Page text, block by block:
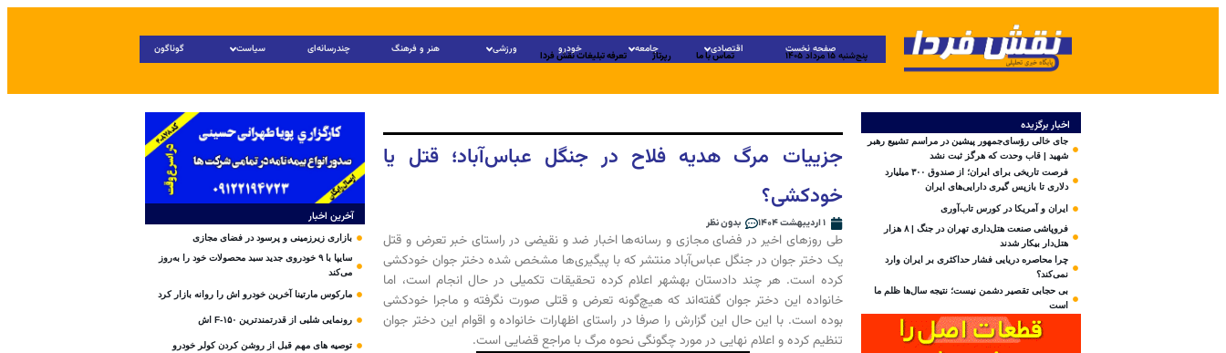
صفحه نخست اقتصادی جامعه خودرو ورزشی هنر و فرهنگ چندرسانه‌ای سیاست گوناگون
پنج‌شنبه ۱۵ مرداد ۱۴۰۵ تماس با ما رپرتاژ تعرفه تبلیغات نقش فردا
اخبار برگزیده
جای خالی رؤسای‌جمهور پیشین در مراسم تشییع رهبر
شهید | قاب وحدت که هرگز ثبت نشد
فرصت تاریخی برای ایران؛ از صندوق ۳۰۰ میلیارد
دلاری تا بازپس گیری دارایی‌های ایران
ایران و آمریکا در کورس تاب‌آوری
فروپاشی صنعت هتل‌داری تهران در جنگ | ۸ هزار
هتل‌دار بیکار شدند
چرا محاصره دریایی فشار حداکثری بر ایران وارد
نمی‌کند؟
بی‌ حجابی تقصیر دشمن نیست؛ نتیجه سال‌ها ظلم ما
است
جزییات مرگ هدیه فلاح در جنگل عباس‌آباد؛ قتل یا
خودکشی؟
۱ اردیبهشت ۱۴۰۴ بدون نظر
طی روزهای اخیر در فضای مجازی و رسانه‌ها اخبار ضد و نقیضی در راستای خبر تعرض و قتل
یک دختر جوان در جنگل عباس‌آباد منتشر که با پیگیری‌ها مشخص شده دختر جوان خودکشی
کرده است. هر چند دادستان بهشهر اعلام کرده تحقیقات تکمیلی در حال انجام است، اما
خانواده این دختر جوان گفته‌اند که هیچ‌گونه تعرض و قتلی صورت نگرفته و ماجرا خودکشی
بوده است. با این حال این گزارش را صرفا در راستای اظهارات خانواده و اقوام این دختر جوان
تنظیم کرده و اعلام نهایی در مورد چگونگی نحوه مرگ با مراجع قضایی است.
آخرین اخبار
بازاری زیرزمینی و پرسود در فضای مجازی
سایپا با ۹ خودروی جدید سبد محصولات خود را به‌روز
می‌کند
مارکوس مارتینا آخرین خودرو اش را روانه بازار کرد
رونمایی شلبی از قدرتمندترین F-۱۵۰ اش
توصیه های مهم قبل از روشن کردن کولر خودرو